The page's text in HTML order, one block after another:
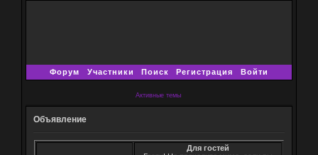
Форум Участники Поиск Регистрация Войти
Активные темы
Объявление
Для гостей